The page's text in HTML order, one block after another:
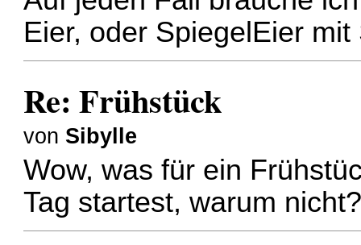
Eier, oder SpiegelEier
Re: Frühstück
von Sibylle
Wow, was für ein
Tag startest, warum